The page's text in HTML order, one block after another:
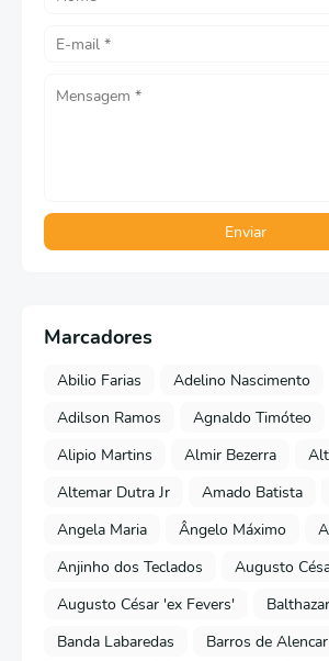
Marcadores
Abilio Farias
Adelino Nascimento
Adilson Ramos
Agnaldo Timóteo
Alipio Martins
Almir Bezerra
Altemar Dutra Jr
Amado Batista
Angela Maria
Ângelo Máximo
Anjinho dos Teclados
Augusto
Augusto César 'ex Fevers'
Balthazar
Banda Labaredas
Barros de Alencar